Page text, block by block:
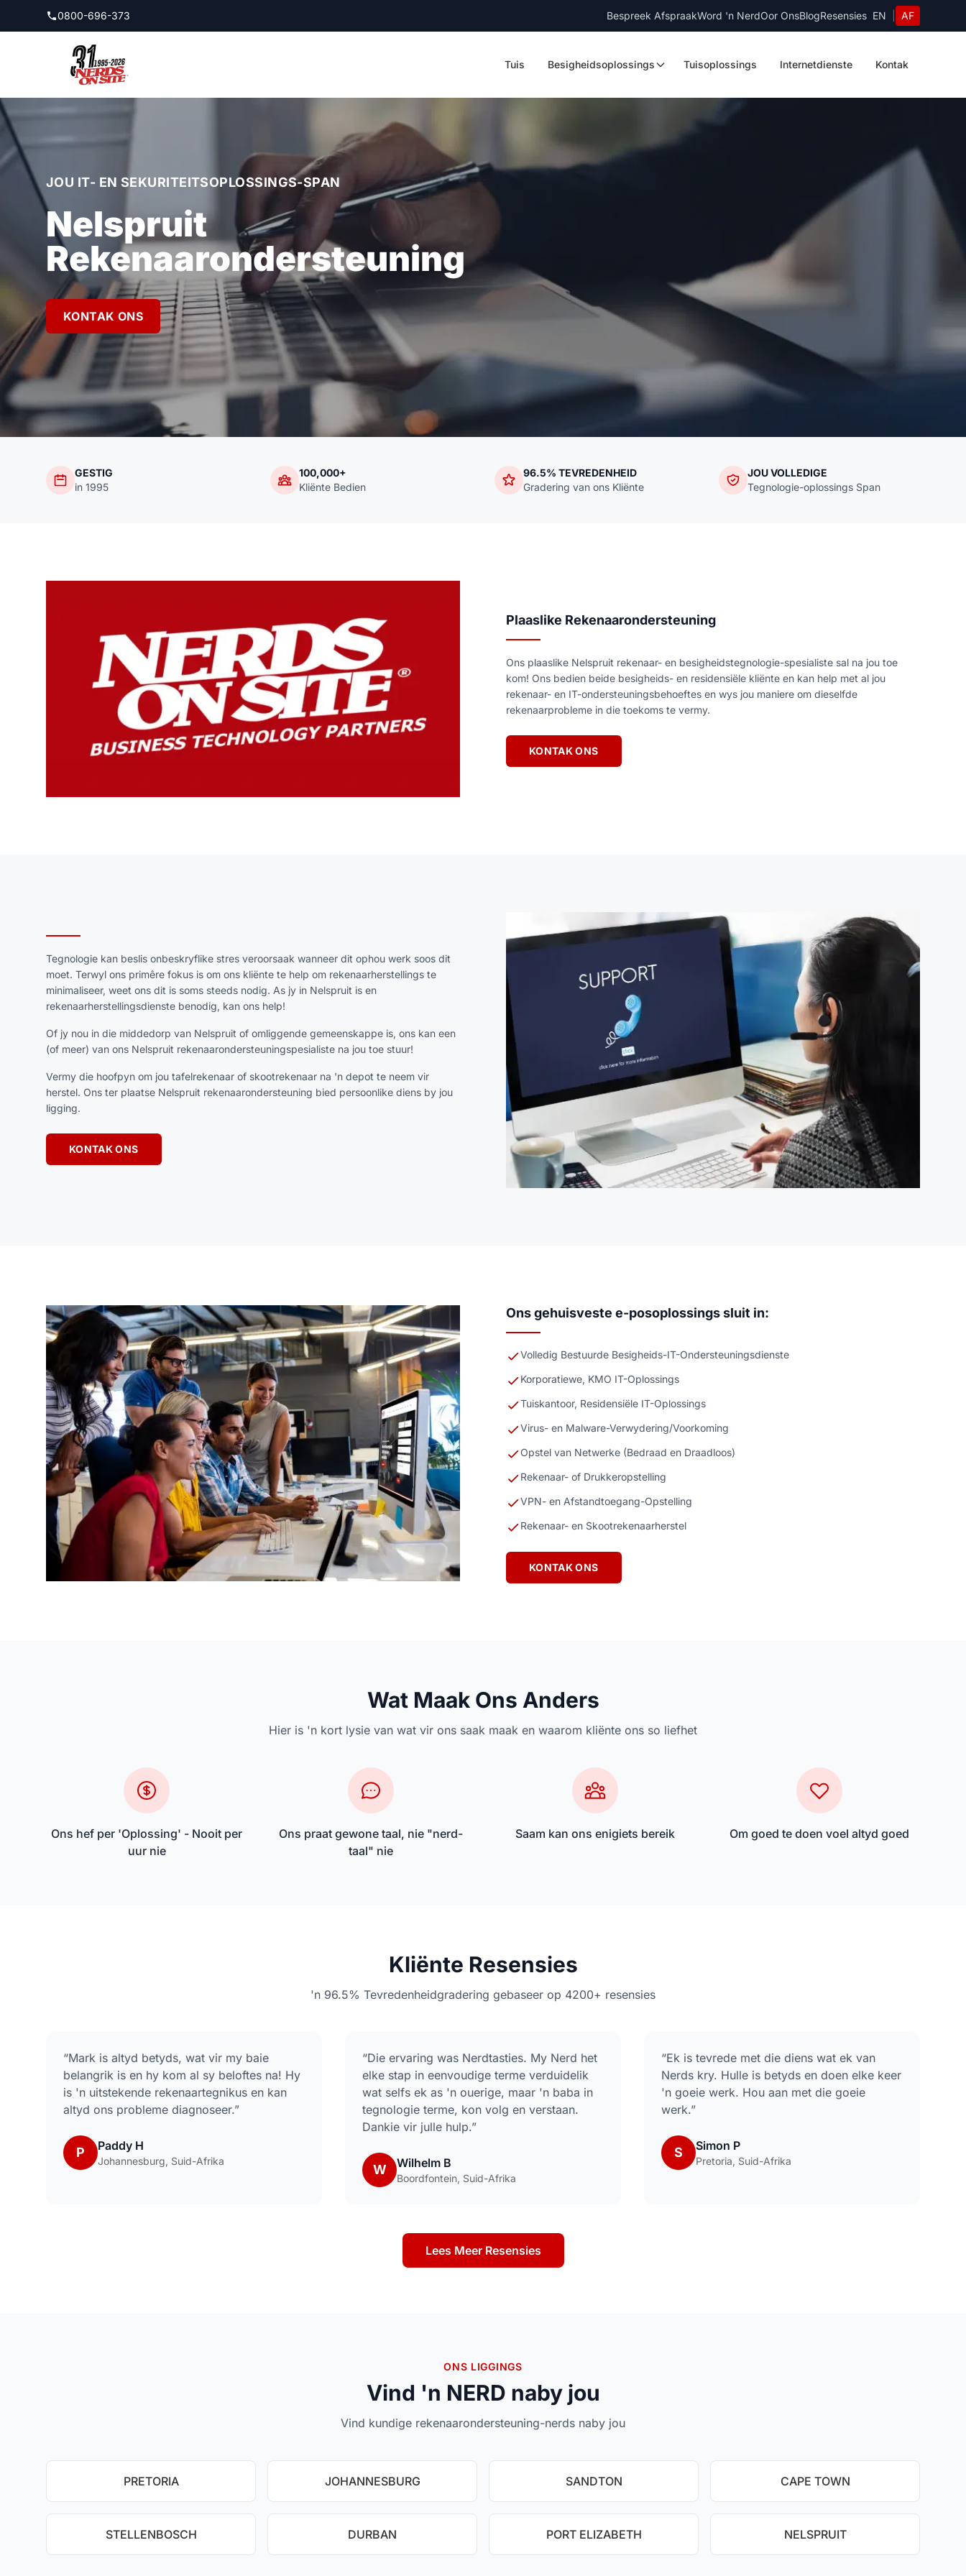
Spring na hoofinhoud
0800-696-373 Bespreek AfspraakWord 'n NerdOor OnsBlogResensies EN AF
Tuis Besigheidsoplossings Tuisoplossings Internetdienste Kontak
JOU IT- EN SEKURITEITSOPLOSSINGS-SPAN
Nelspruit
Rekenaarondersteuning
KONTAK ONS
GESTIG
in 1995
100,000+
Kliënte Bedien
96.5% TEVREDENHEID
Gradering van ons Kliënte
JOU VOLLEDIGE
Tegnologie-oplossings Span
Plaaslike Rekenaarondersteuning
Ons plaaslike Nelspruit rekenaar- en besigheidstegnologie-spesialiste sal na jou toe
kom! Ons bedien beide besigheids- en residensiële kliënte en kan help met al jou
rekenaar- en IT-ondersteuningsbehoeftes en wys jou maniere om dieselfde
rekenaarprobleme in die toekoms te vermy.
KONTAK ONS
Tegnologie kan beslis onbeskryflike stres veroorsaak wanneer dit ophou werk soos dit
moet. Terwyl ons primêre fokus is om ons kliënte te help om rekenaarherstellings te
minimaliseer, weet ons dit is soms steeds nodig. As jy in Nelspruit is en
rekenaarherstellingsdienste benodig, kan ons help!
Of jy nou in die middedorp van Nelspruit of omliggende gemeenskappe is, ons kan een
(of meer) van ons Nelspruit rekenaarondersteuningspesialiste na jou toe stuur!
Vermy die hoofpyn om jou tafelrekenaar of skootrekenaar na 'n depot te neem vir
herstel. Ons ter plaatse Nelspruit rekenaarondersteuning bied persoonlike diens by jou
ligging.
KONTAK ONS
Ons gehuisveste e-posoplossings sluit in:
Volledig Bestuurde Besigheids-IT-Ondersteuningsdienste
Korporatiewe, KMO IT-Oplossings
Tuiskantoor, Residensiële IT-Oplossings
Virus- en Malware-Verwydering/Voorkoming
Opstel van Netwerke (Bedraad en Draadloos)
Rekenaar- of Drukkeropstelling
VPN- en Afstandtoegang-Opstelling
Rekenaar- en Skootrekenaarherstel
KONTAK ONS
Wat Maak Ons Anders
Hier is 'n kort lysie van wat vir ons saak maak en waarom kliënte ons so liefhet
Ons hef per 'Oplossing' - Nooit per
uur nie
Ons praat gewone taal, nie "nerd-
taal" nie
Saam kan ons enigiets bereik Om goed te doen voel altyd goed
Kliënte Resensies
'n 96.5% Tevredenheidgradering gebaseer op 4200+ resensies
“Mark is altyd betyds, wat vir my baie
belangrik is en hy kom al sy beloftes na! Hy
is 'n uitstekende rekenaartegnikus en kan
altyd ons probleme diagnoseer.”
P Paddy H
Johannesburg, Suid-Afrika
“Die ervaring was Nerdtasties. My Nerd het
elke stap in eenvoudige terme verduidelik
wat selfs ek as 'n ouerige, maar 'n baba in
tegnologie terme, kon volg en verstaan.
Dankie vir julle hulp.”
W Wilhelm B
Boordfontein, Suid-Afrika
“Ek is tevrede met die diens wat ek van
Nerds kry. Hulle is betyds en doen elke keer
'n goeie werk. Hou aan met die goeie
werk.”
S Simon P
Pretoria, Suid-Afrika
Lees Meer Resensies
ONS LIGGINGS
Vind 'n NERD naby jou
Vind kundige rekenaarondersteuning-nerds naby jou
PRETORIA JOHANNESBURG SANDTON CAPE TOWN
STELLENBOSCH DURBAN PORT ELIZABETH NELSPRUIT